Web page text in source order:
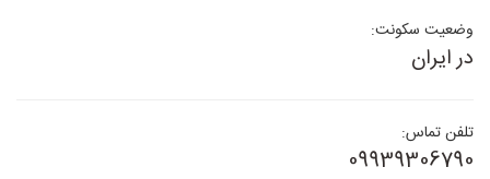
وضعیت سکونت:
در ایران
تلفن تماس:
09939306790